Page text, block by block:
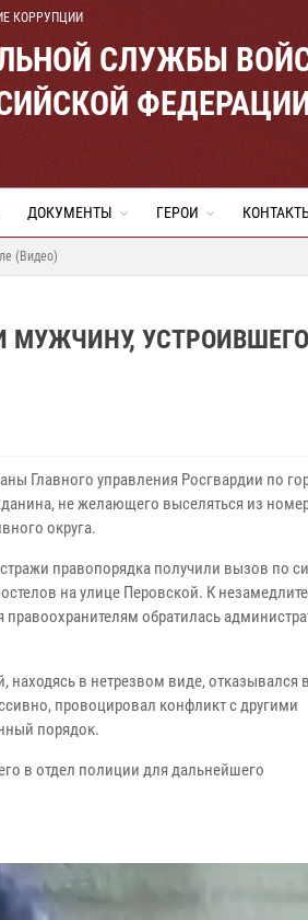
КОРРУПЦИИ
СЛУЖБЫ
ДОКУМЕНТЫ ГЕРОИ
(Видео)
МУЖЧИНУ, УСТРОИВШЕГО
Главного управления Росгвардии по
не желающего выселяться из
округа.
правопорядка получили вызов по
на улице Перовской. К
обратилась
в нетрезвом виде, отказывался
провоцировал конфликт с другими
порядок.
в отдел полиции для дальнейшего